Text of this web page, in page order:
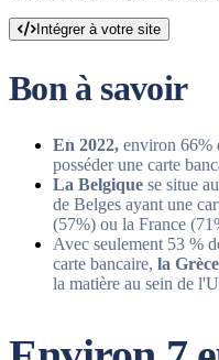
Intégrer à votre site
Bon à savoir
En 2022, environ 66%
posséder une carte
La Belgique se situe
de Belges ayant une
(57%) ou la France
Avec seulement 53 %
carte bancaire, la Grèce
la matière au sein de